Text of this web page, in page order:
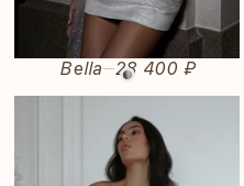
Bella—28 400 ₽